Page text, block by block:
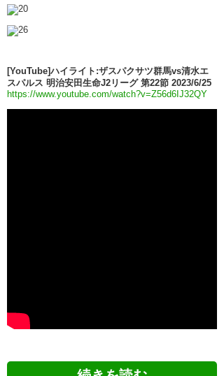
[YouTube]ハイライト:ザスパクサツ群馬vs清水エ
スパルス 明治安田生命J2リーグ 第22節 2023/6/25
https://www.youtube.com/watch?v=Z56d6IJ32QY